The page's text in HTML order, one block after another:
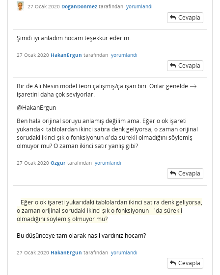
27 Ocak 2020 DoganDonmez tarafından yorumlandı
Cevapla
Şimdi iyi anladım hocam teşekkür ederim.
27 Ocak 2020 HakanErgun tarafından yorumlandı
Cevapla
Bir de Ali Nesin model teori çalışmış/çalışan biri. Onlar genelde →
→
işaretini daha çok seviyorlar.
@HakanErgun
Ben hala orijinal soruyu anlamış değilim ama. Eğer o ok işareti
yukarıdaki tablolardan ikinci satıra denk geliyorsa, o zaman orijinal
sorudaki ikinci şık o fonksiyonun a
a'da sürekli olmadığını söylemiş
olmuyor mu? O zaman ikinci satır yanlış gibi?
27 Ocak 2020 Ozgur tarafından yorumlandı
Cevapla
x−a|<δ
Eğer o ok işareti yukarıdaki tablolardan ikinci satıra denk geliyorsa,
o zaman orijinal sorudaki ikinci şık o fonksiyonun
a
'da sürekli
olmadığını söylemiş olmuyor mu?
Bu düşünceye tam olarak nasıl vardınız hocam?
27 Ocak 2020 HakanErgun tarafından yorumlandı
Cevapla